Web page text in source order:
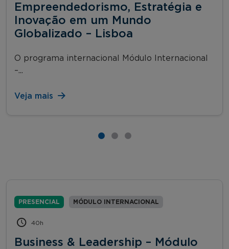
Empreendedorismo, Estratégia e
Inovação em um Mundo
Globalizado – Lisboa
O programa internacional Módulo Internacional
–...
Veja mais
PRESENCIAL MÓDULO INTERNACIONAL
40h
Business & Leadership – Módulo